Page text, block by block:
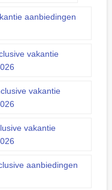
aanbiedingen
vakantie
vakantie
vakantie
aanbiedingen